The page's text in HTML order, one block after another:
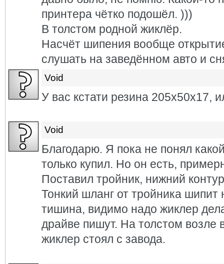
принтера чётко подошёл. )))
В толстом родной жиклёр.
Насчёт шипения вообще
слушать на заведённом авто и
Void
У вас кстати резина 205х50х17,
Void
Благодарю. Я пока не понял
только купил. Но он есть,
Поставил тройник, нижний
Тонкий шланг от тройника
тишина, видимо надо жиклер
драйве пишут. На толстом возле
жиклер стоял с завода.